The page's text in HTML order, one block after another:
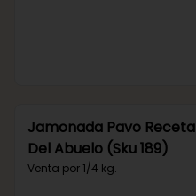
Jamonada Pavo Receta
Del Abuelo (Sku 189)
Venta por 1/4 kg.